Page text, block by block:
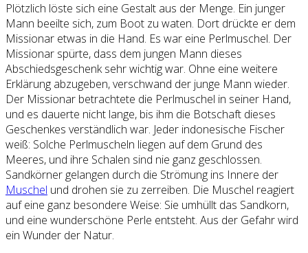
Plötzlich löste sich eine Gestalt aus der Menge. Ein junger
Mann beeilte sich, zum Boot zu waten. Dort drückte er dem
Missionar etwas in die Hand. Es war eine Perlmuschel. Der
Missionar spürte, dass dem jungen Mann dieses
Abschiedsgeschenk sehr wichtig war. Ohne eine weitere
Erklärung abzugeben, verschwand der junge Mann wieder.
Der Missionar betrachtete die Perlmuschel in seiner Hand,
und es dauerte nicht lange, bis ihm die Botschaft dieses
Geschenkes verständlich war. Jeder indonesische Fischer
weiß: Solche Perlmuscheln liegen auf dem Grund des
Meeres, und ihre Schalen sind nie ganz geschlossen.
Sandkörner gelangen durch die Strömung ins Innere der
Muschel und drohen sie zu zerreiben. Die Muschel reagiert
auf eine ganz besondere Weise: Sie umhüllt das Sandkorn,
und eine wunderschöne Perle entsteht. Aus der Gefahr wird
ein Wunder der Natur.